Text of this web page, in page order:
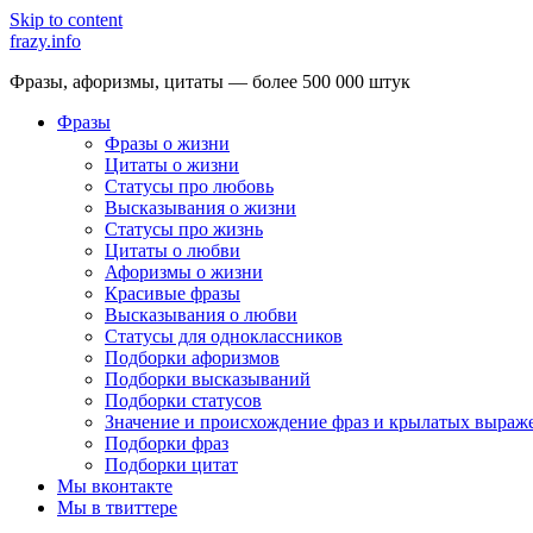
Skip to content
frazy.info
Фразы, афоризмы, цитаты — более 500 000 штук
Фразы
Фразы о жизни
Цитаты о жизни
Статусы про любовь
Высказывания о жизни
Статусы про жизнь
Цитаты о любви
Афоризмы о жизни
Красивые фразы
Высказывания о любви
Статусы для одноклассников
Подборки афоризмов
Подборки высказываний
Подборки статусов
Значение и происхождение фраз и крылатых
Подборки фраз
Подборки цитат
Мы вконтакте
Мы в твиттере